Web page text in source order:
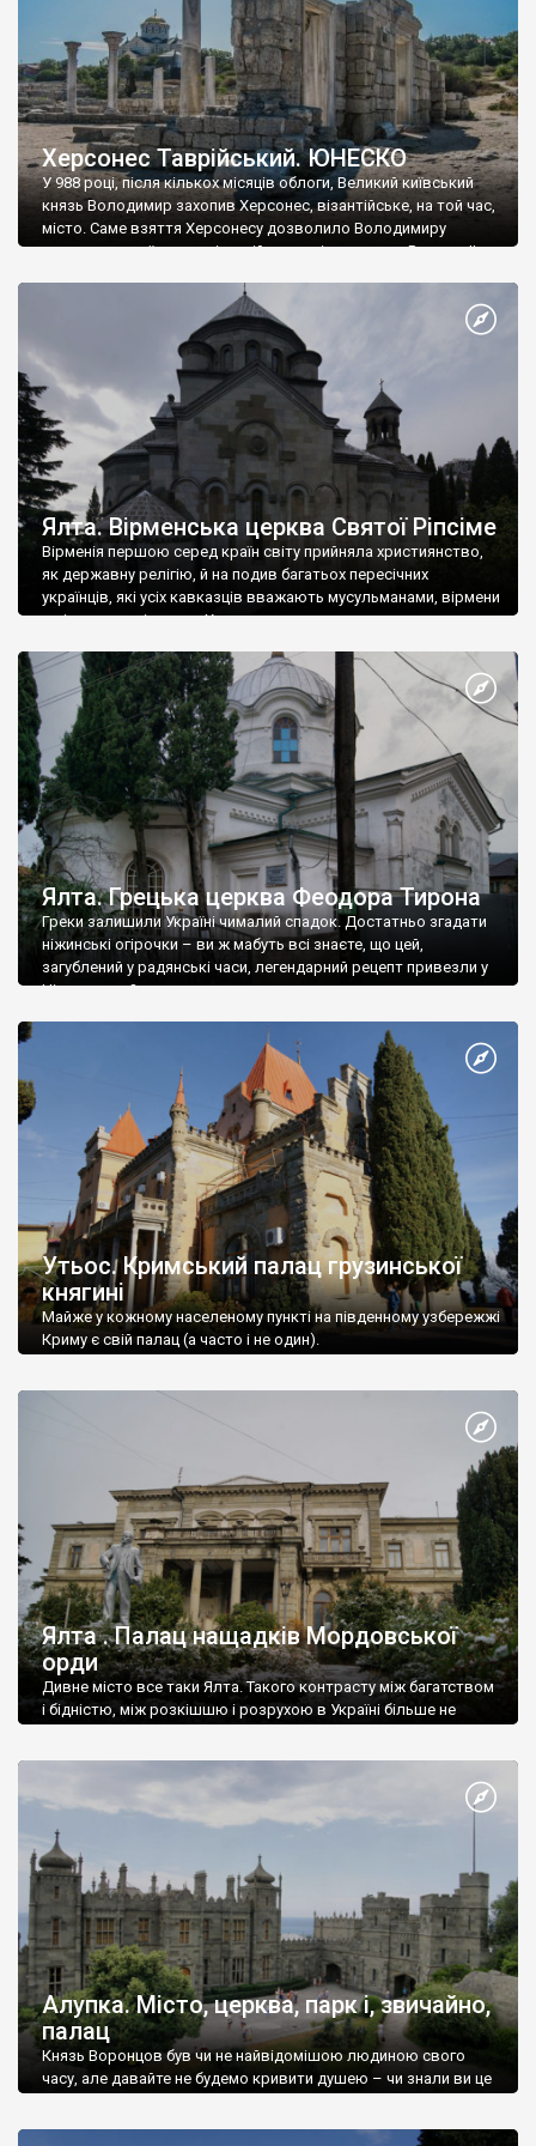
Херсонес Таврійський. ЮНЕСКО
У 988 році, після кількох місяців облоги, Великий київський
князь Володимир захопив Херсонес, візантійське, на той час,
місто. Саме взяття Херсонесу дозволило Володимиру
диктувати свої умови візантійському імператору Василю ІІ, та
Херсонесі Володимир-язичник, став Василем-християнином.
А потім було Хрещення Русі. На честь Херсонесу Таврійського
Ялта. Вірменська церква Святої Ріпсіме
Вірменія першою серед країн світу прийняла християнство,
як державну релігію, й на подив багатьох пересічних
українців, які усіх кавказців вважають мусульманами, вірмени
є відданими вірянами Христа
Ялта. Грецька церква Феодора Тирона
Греки залишили Україні чималий спадок. Достатньо згадати
ніжинські огірочки – ви ж мабуть всі знаєте, що цей,
загублений у радянські часи, легендарний рецепт привезли у
Ніжин греки?
Утьос. Кримський палац грузинської
княгині
Майже у кожному населеному пункті на південному узбережжі
Криму є свій палац (а часто і не один).
Ялта . Палац нащадків Мордовської
орди
Дивне місто все таки Ялта. Такого контрасту між багатством
і бідністю, між розкішшю і розрухою в Україні більше не
Алупка. Місто, церква, парк і, звичайно,
палац
Князь Воронцов був чи не найвідомішою людиною свого
часу, але давайте не будемо кривити душею – чи знали ви це